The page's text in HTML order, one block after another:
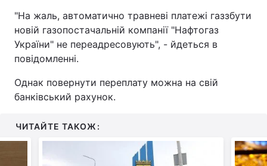
"На жаль, автоматично травневі платежі газзбути
новій газопостачальній компанії "Нафтогаз
України" не переадресовують", - йдеться в
повідомленні.
Однак повернути переплату можна на свій
банківський рахунок.
ЧИТАЙТЕ ТАКОЖ: